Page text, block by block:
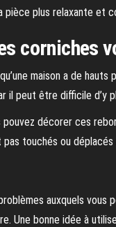
plus relaxante et
corniches
maison a de
il peut être difficile d’y
pouvez décorer ces
touchés ou
auxquels
Une bonne idée à